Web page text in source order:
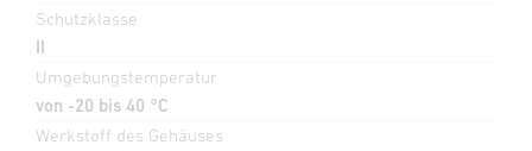
Schutzklasse
II
Umgebungstemperatur
von -20 bis 40 °C
Werkstoff des Gehäuses